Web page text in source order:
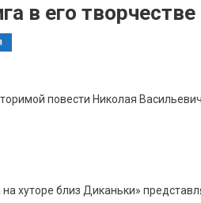
в его творчестве
повести Николая
хуторе близ Диканьки»